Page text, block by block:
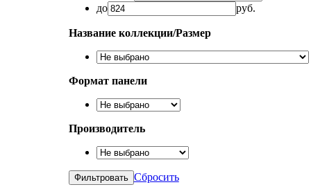
до
руб.
Название коллекции/Размер
Формат панели
Производитель
Сбросить